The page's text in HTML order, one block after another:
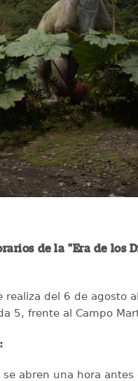
de la "Era de los
realiza del 6 de agosto
5, frente al Campo
se abren una hora antes